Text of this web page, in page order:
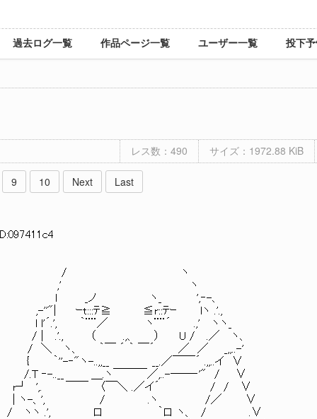
過去ログ一覧 作品ページ一覧 ユーザー一覧 投下
レス数：490 サイズ：1972.88 KiB
9 10 Next Last
',‐-、
ﾃｰ lヽ .'.,
.,' ヽヽ_
かお？ / | .'., （ .,、 ） U / .／ ヽ、
￣´ ／ ／ _,,..-'
￣￣´ .,,..イ ∨
／,..-――‐'" / ∨
.／イ´ / / ∨
ヽ /／ ∨
ロ ヽ、 / .∨